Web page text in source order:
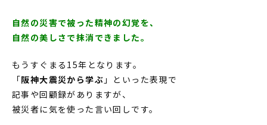
自然の災害で被った精神の幻覚を、
自然の美しさで抹消できました。
もうすぐまる15年となります。
「阪神大震災から学ぶ 」といった表現で
記事や回顧録がありますが、
被災者に気を使った言い回しです。